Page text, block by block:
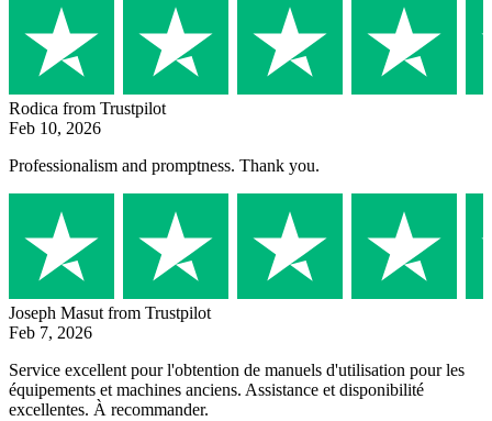
Rodica from Trustpilot
Feb 10, 2026
Professionalism and promptness. Thank you.
Joseph Masut from Trustpilot
Feb 7, 2026
Service excellent pour l'obtention de manuels d'utilisation pour les
équipements et machines anciens. Assistance et disponibilité
excellentes. À recommander.